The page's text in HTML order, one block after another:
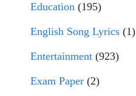
Education (195)
English Song Lyrics (1)
Entertainment (923)
Exam Paper (2)